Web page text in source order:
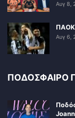
Αυγ 8,
ΠΑΟΚ:
Αυγ 6,
ΠΟΔΟΣΦΑΙΡΟ